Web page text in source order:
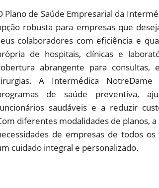
Plano de Saúde Empresarial da
robusta para empresas que
colaboradores com eficiência e
de hospitais, clínicas e
abrangente para consultas,
A Intermédica
de saúde preventiva,
saudáveis e a reduzir
diferentes modalidades de planos,
de empresas de todos
cuidado integral e personalizado.